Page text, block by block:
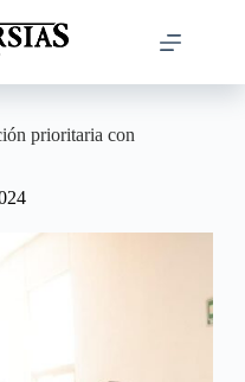
prioritaria con